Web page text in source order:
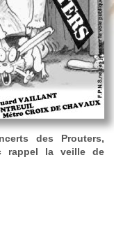
des Prouters,
rappel la veille de